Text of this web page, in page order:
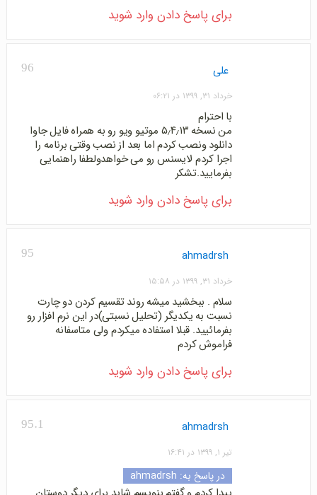
برای پاسخ دادن وارد شوید
96 علی
خرداد ۳۱, ۱۳۹۹ در ۰۶:۲۱
با احترام
من نسخه ۵٫۴٫۱۳ موتیو ویو رو به همراه فایل جاوا
دانلود ونصب کردم اما بعد از نصب وقتی برنامه را
اجرا کردم لایسنس رو می خواهدولطفا راهنمایی
بفرمایید.تشکر
برای پاسخ دادن وارد شوید
95 ahmadrsh
خرداد ۳۱, ۱۳۹۹ در ۱۵:۵۸
سلام . ببخشید میشه روند تقسیم کردن دو چارت
نسبت به یکدیگر (تحلیل نسبتی)در این نرم افزار رو
بفرمائیید. قبلا استفاده میکردم ولی متاسفانه
فراموش کردم
برای پاسخ دادن وارد شوید
95.1 ahmadrsh
تیر ۱, ۱۳۹۹ در ۱۶:۴۱
در پاسخ به: ahmadrsh